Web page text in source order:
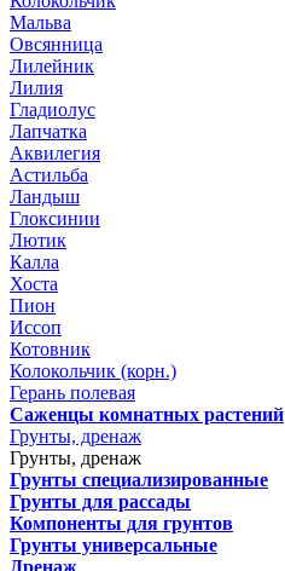
Мальва
Овсянница
Лилейник
Лилия
Гладиолус
Лапчатка
Аквилегия
Астильба
Ландыш
Глоксинии
Лютик
Калла
Хоста
Пион
Иссоп
Котовник
Колокольчик (корн.)
Герань полевая
Саженцы комнатных растений
Грунты, дренаж
Грунты, дренаж
Грунты специализированные
Грунты для рассады
Компоненты для грунтов
Грунты универсальные
Дренаж